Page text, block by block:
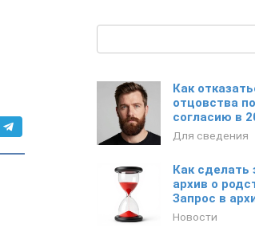
Как
отцовства
согласию в
Для сведения
Как сделать
архив о
Запрос в
Новости